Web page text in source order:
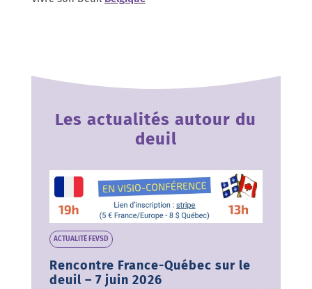
Les actualités autour du
deuil
Rencontre France-Québec sur le
deuil – 7 juin 2026
ACTUALITÉ FEVSD